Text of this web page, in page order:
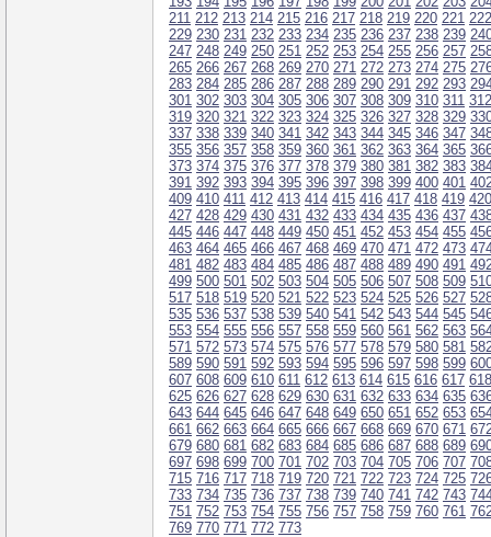
211 212 213 214 215 216 217 218 219 220 221 222
229 230 231 232 233 234 235 236 237 238 239
247 248 249 250 251 252 253 254 255 256 257
265 266 267 268 269 270 271 272 273 274 275
283 284 285 286 287 288 289 290 291 292 293
301 302 303 304 305 306 307 308 309 310 311 312
319 320 321 322 323 324 325 326 327 328 329
337 338 339 340 341 342 343 344 345 346 347
355 356 357 358 359 360 361 362 363 364 365
373 374 375 376 377 378 379 380 381 382 383
391 392 393 394 395 396 397 398 399 400 401
409 410 411 412 413 414 415 416 417 418 419 420
427 428 429 430 431 432 433 434 435 436 437
445 446 447 448 449 450 451 452 453 454 455
463 464 465 466 467 468 469 470 471 472 473
481 482 483 484 485 486 487 488 489 490 491
499 500 501 502 503 504 505 506 507 508 509
517 518 519 520 521 522 523 524 525 526 527
535 536 537 538 539 540 541 542 543 544 545
553 554 555 556 557 558 559 560 561 562 563
571 572 573 574 575 576 577 578 579 580 581
589 590 591 592 593 594 595 596 597 598 599
607 608 609 610 611 612 613 614 615 616 617 618
625 626 627 628 629 630 631 632 633 634 635
643 644 645 646 647 648 649 650 651 652 653
661 662 663 664 665 666 667 668 669 670 671
679 680 681 682 683 684 685 686 687 688 689
697 698 699 700 701 702 703 704 705 706 707
715 716 717 718 719 720 721 722 723 724 725
733 734 735 736 737 738 739 740 741 742 743
751 752 753 754 755 756 757 758 759 760 761
769 770 771 772 773